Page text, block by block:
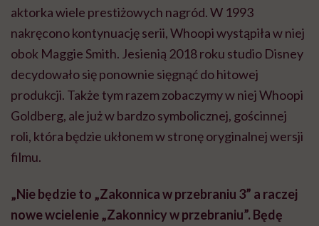
aktorka wiele prestiżowych nagród. W 1993
nakręcono kontynuację serii, Whoopi wystąpiła w niej
obok Maggie Smith. Jesienią 2018 roku studio Disney
decydowało się ponownie sięgnąć do hitowej
produkcji. Także tym razem zobaczymy w niej Whoopi
Goldberg, ale już w bardzo symbolicznej, gościnnej
roli, która będzie ukłonem w stronę oryginalnej wersji
filmu.
„Nie będzie to „Zakonnica w przebraniu 3” a raczej
nowe wcielenie „Zakonnicy w przebraniu”. Będę